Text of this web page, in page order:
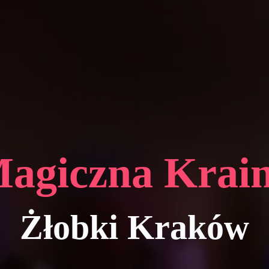
Żłobki Kraków